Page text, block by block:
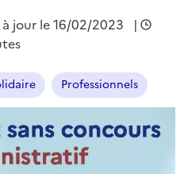
à jour le 16/02/2023
|
Professionnels